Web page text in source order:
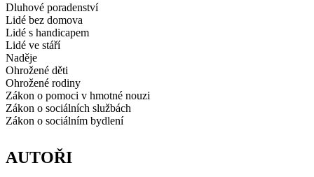
Dluhové poradenství
Lidé bez domova
Lidé s handicapem
Lidé ve stáří
Naděje
Ohrožené děti
Ohrožené rodiny
Zákon o pomoci v hmotné nouzi
Zákon o sociálních službách
Zákon o sociálním bydlení
AUTOŘI